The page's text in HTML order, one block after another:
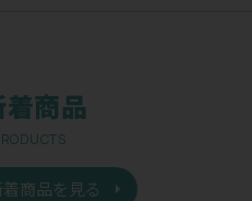
着商品
商品を見る